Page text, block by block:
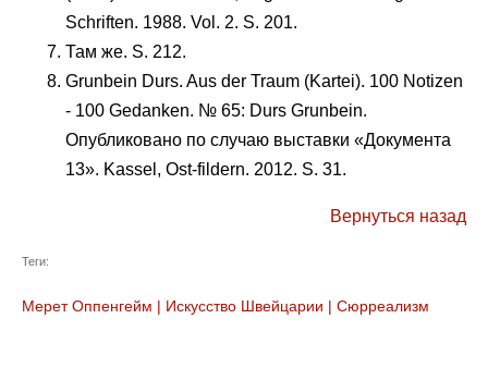
Schriften. 1988. Vol. 2. S. 201.
Там же. S. 212.
Grunbein Durs. Aus der Traum (Kartei). 100 Notizen
- 100 Gedanken. № 65: Durs Grunbein.
Опубликовано по случаю выставки «Документа
13». Kassel, Ost-fildern. 2012. S. 31.
Вернуться назад
Теги:
Мерет Оппенгейм | Искусство Швейцарии | Сюрреализм